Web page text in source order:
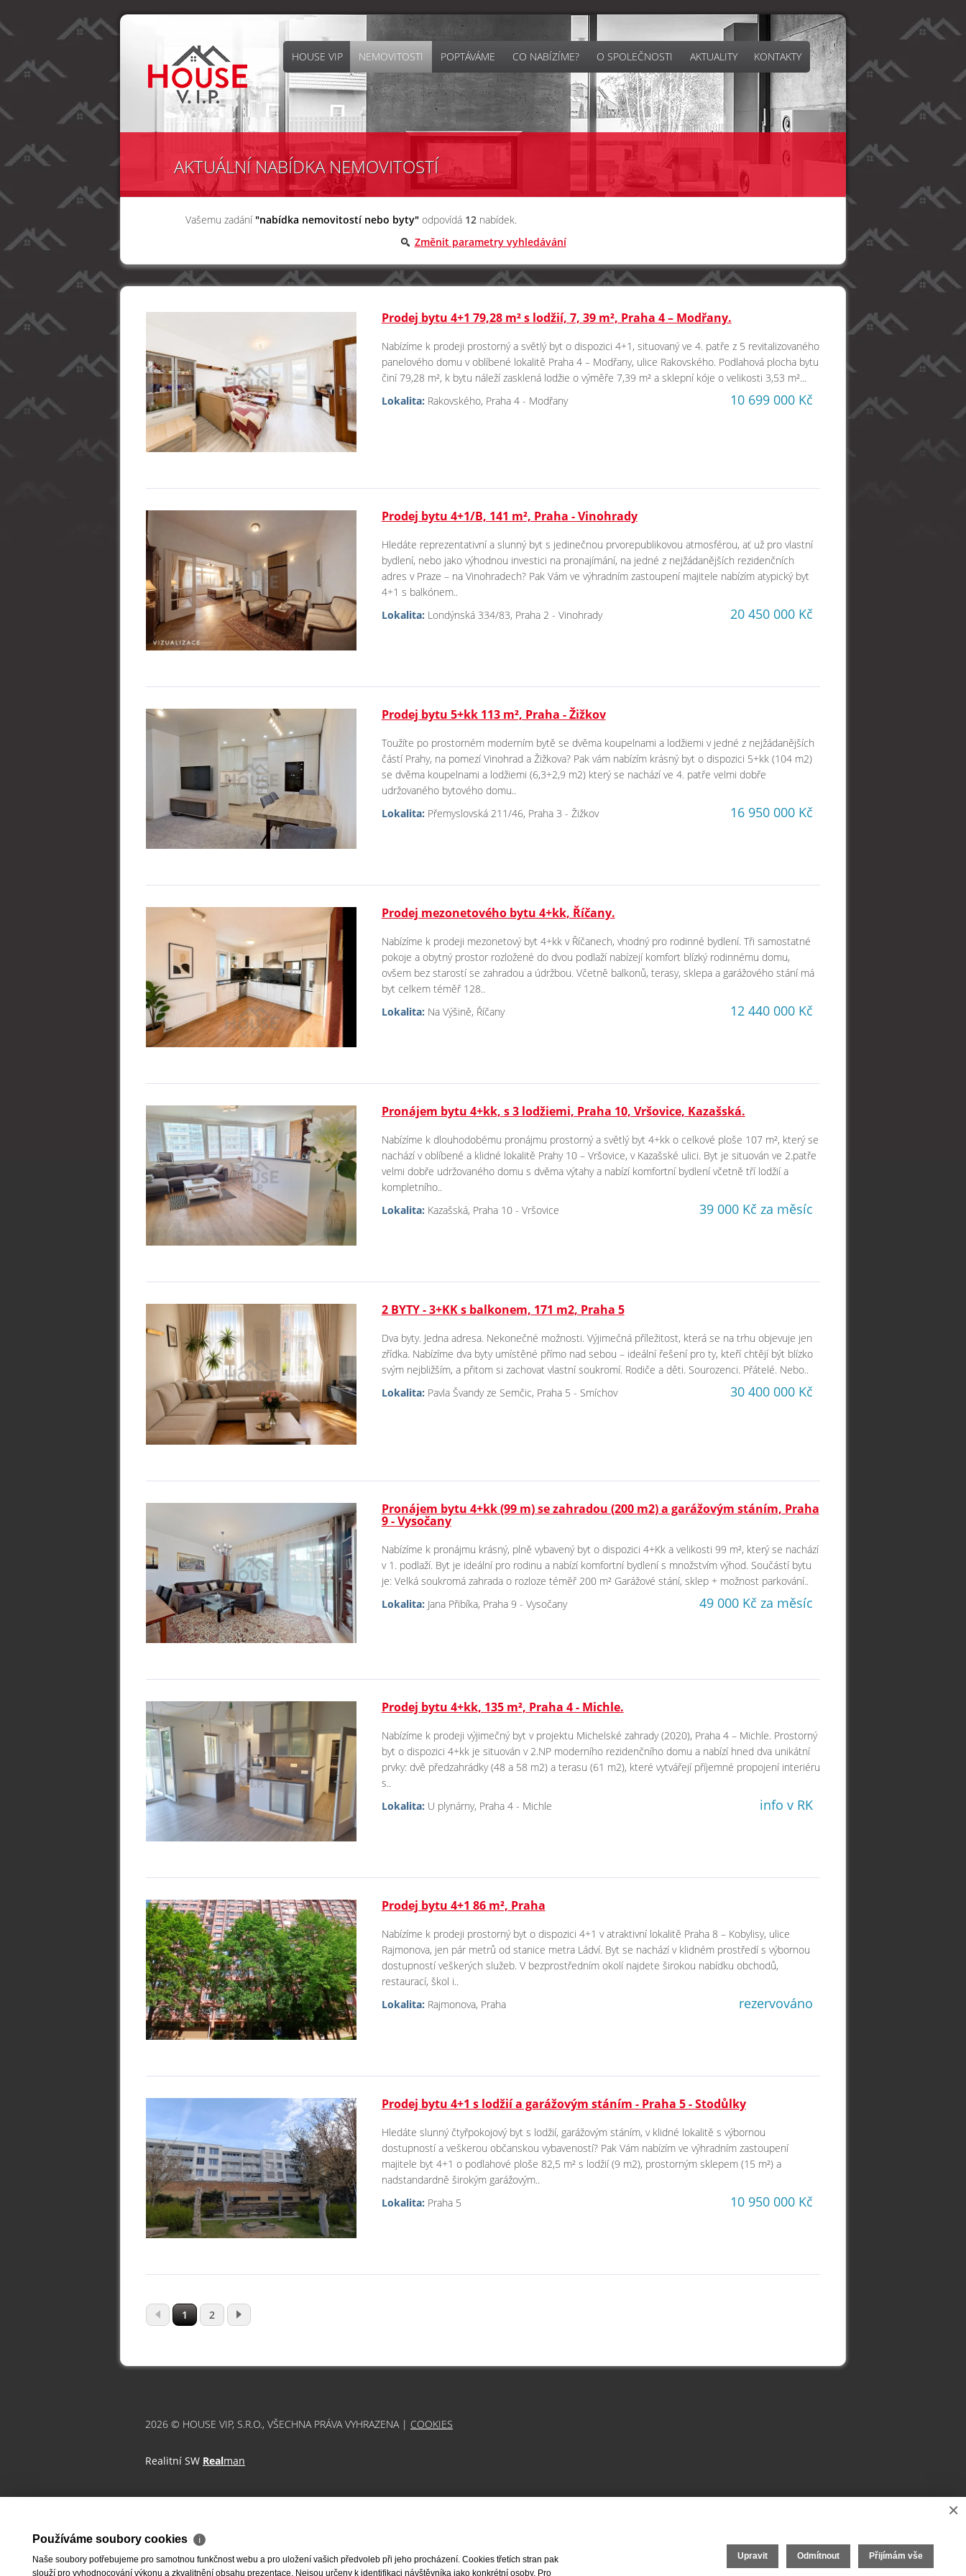
HOUSE VIP NEMOVITOSTI POPTÁVÁME CO NABÍZÍME? O SPOLEČNOSTI AKTUALITY KONTAKTY
AKTUÁLNÍ NABÍDKA NEMOVITOSTÍ
Vašemu zadání "nabídka nemovitostí nebo byty" odpovídá 12 nabídek.
Změnit parametry vyhledávání
Prodej bytu 4+1 79,28 m² s lodžií, 7, 39 m², Praha 4 – Modřany.
Nabízíme k prodeji prostorný a světlý byt o dispozici 4+1, situovaný ve 4. patře z 5 revitalizovaného
panelového domu v oblíbené lokalitě Praha 4 – Modřany, ulice Rakovského. Podlahová plocha bytu
činí 79,28 m², k bytu náleží zasklená lodžie o výměře 7,39 m² a sklepní kóje o velikosti 3,53 m²...
Lokalita: Rakovského, Praha 4 - Modřany 10 699 000 Kč
Prodej bytu 4+1/B, 141 m², Praha - Vinohrady
Hledáte reprezentativní a slunný byt s jedinečnou prvorepublikovou atmosférou, ať už pro vlastní
bydlení, nebo jako výhodnou investici na pronajímání, na jedné z nejžádanějších rezidenčních
adres v Praze – na Vinohradech? Pak Vám ve výhradním zastoupení majitele nabízím atypický byt
4+1 s balkónem..
Lokalita: Londýnská 334/83, Praha 2 - Vinohrady 20 450 000 Kč
Prodej bytu 5+kk 113 m², Praha - Žižkov
Toužíte po prostorném moderním bytě se dvěma koupelnami a lodžiemi v jedné z nejžádanějších
částí Prahy, na pomezí Vinohrad a Žižkova? Pak vám nabízím krásný byt o dispozici 5+kk (104 m2)
se dvěma koupelnami a lodžiemi (6,3+2,9 m2) který se nachází ve 4. patře velmi dobře
udržovaného bytového domu..
Lokalita: Přemyslovská 211/46, Praha 3 - Žižkov 16 950 000 Kč
Prodej mezonetového bytu 4+kk, Říčany.
Nabízíme k prodeji mezonetový byt 4+kk v Říčanech, vhodný pro rodinné bydlení. Tři samostatné
pokoje a obytný prostor rozložené do dvou podlaží nabízejí komfort blízký rodinnému domu,
ovšem bez starostí se zahradou a údržbou. Včetně balkonů, terasy, sklepa a garážového stání má
byt celkem téměř 128..
Lokalita: Na Výšině, Říčany 12 440 000 Kč
Pronájem bytu 4+kk, s 3 lodžiemi, Praha 10, Vršovice, Kazašská.
Nabízíme k dlouhodobému pronájmu prostorný a světlý byt 4+kk o celkové ploše 107 m², který se
nachází v oblíbené a klidné lokalitě Prahy 10 – Vršovice, v Kazašské ulici. Byt je situován ve 2.patře
velmi dobře udržovaného domu s dvěma výtahy a nabízí komfortní bydlení včetně tří lodžií a
kompletního..
Lokalita: Kazašská, Praha 10 - Vršovice 39 000 Kč za měsíc
2 BYTY - 3+KK s balkonem, 171 m2, Praha 5
Dva byty. Jedna adresa. Nekonečné možnosti. Výjimečná příležitost, která se na trhu objevuje jen
zřídka. Nabízíme dva byty umístěné přímo nad sebou – ideální řešení pro ty, kteří chtějí být blízko
svým nejbližším, a přitom si zachovat vlastní soukromí. Rodiče a děti. Sourozenci. Přátelé. Nebo..
Lokalita: Pavla Švandy ze Semčic, Praha 5 - Smíchov 30 400 000 Kč
Pronájem bytu 4+kk (99 m) se zahradou (200 m2) a garážovým stáním, Praha
9 - Vysočany
Nabízíme k pronájmu krásný, plně vybavený byt o dispozici 4+Kk a velikosti 99 m², který se nachází
v 1. podlaží. Byt je ideální pro rodinu a nabízí komfortní bydlení s množstvím výhod. Součástí bytu
je: Velká soukromá zahrada o rozloze téměř 200 m² Garážové stání, sklep + možnost parkování..
Lokalita: Jana Přibíka, Praha 9 - Vysočany 49 000 Kč za měsíc
Prodej bytu 4+kk, 135 m², Praha 4 - Michle.
Nabízíme k prodeji výjimečný byt v projektu Michelské zahrady (2020), Praha 4 – Michle. Prostorný
byt o dispozici 4+kk je situován v 2.NP moderního rezidenčního domu a nabízí hned dva unikátní
prvky: dvě předzahrádky (48 a 58 m2) a terasu (61 m2), které vytvářejí příjemné propojení interiéru
s..
Lokalita: U plynárny, Praha 4 - Michle info v RK
Prodej bytu 4+1 86 m², Praha
Nabízíme k prodeji prostorný byt o dispozici 4+1 v atraktivní lokalitě Praha 8 – Kobylisy, ulice
Rajmonova, jen pár metrů od stanice metra Ládví. Byt se nachází v klidném prostředí s výbornou
dostupností veškerých služeb. V bezprostředním okolí najdete širokou nabídku obchodů,
restaurací, škol i..
Lokalita: Rajmonova, Praha rezervováno
Prodej bytu 4+1 s lodžií a garážovým stáním - Praha 5 - Stodůlky
Hledáte slunný čtyřpokojový byt s lodžií, garážovým stáním, v klidné lokalitě s výbornou
dostupností a veškerou občanskou vybaveností? Pak Vám nabízím ve výhradním zastoupení
majitele byt 4+1 o podlahové ploše 82,5 m² s lodžií (9 m2), prostorným sklepem (15 m²) a
nadstandardně širokým garážovým..
Lokalita: Praha 5 10 950 000 Kč
1 2
2026 © HOUSE VIP, S.R.O., VŠECHNA PRÁVA VYHRAZENA | COOKIES
Realitní SW Realman
×
Používáme soubory cookies ℹ
Naše soubory potřebujeme pro samotnou funkčnost webu a pro uložení vašich předvoleb při jeho procházení. Cookies třetích stran pak
slouží pro vyhodnocování výkonu a zkvalitnění obsahu prezentace. Nejsou určeny k identifikaci návštěvníka jako konkrétní osoby. Pro
Upravit Odmítnout Přijímám vše